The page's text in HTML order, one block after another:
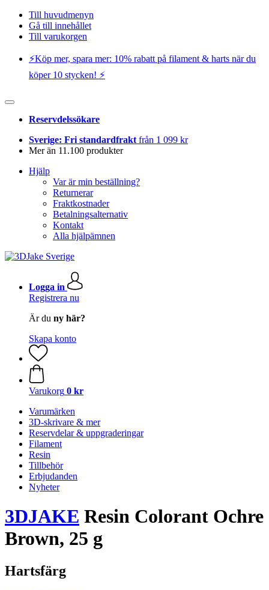
Till huvudmenyn
Gå till innehållet
Till varukorgen
⚡️Köp mer, spara mer: 10% rabatt på filament & harts när du
köper 10 stycken! ⚡️
Reservdelssökare
Sverige: Fri standardfrakt från 1 099 kr
Mer än 11.100 produkter
Hjälp
Var är min beställning?
Returnerar
Fraktkostnader
Betalningsalternativ
Kontakt
Alla hjälpämnen
Logga in
Registrera nu
Är du ny här?
Skapa konto
Varukorg 0 kr
Varumärken
3D-skrivare & mer
Reservdelar & uppgraderingar
Filament
Resin
Tillbehör
Erbjudanden
Nyheter
3DJAKE Resin Colorant Ochre
Brown, 25 g
Hartsfärg